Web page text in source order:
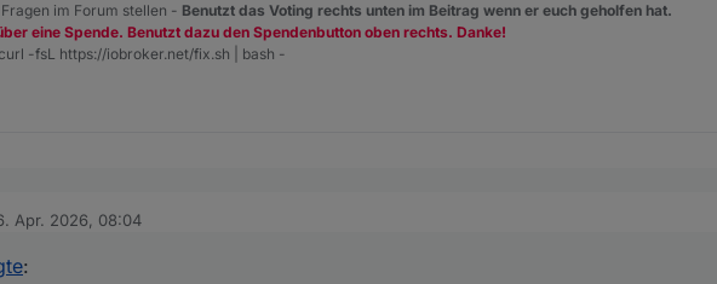
im Forum stellen - Benutzt das Voting rechts unten im Beitrag wenn er euch geholfen hat.
eine Spende. Benutzt dazu den Spendenbutton oben rechts. Danke!
-fsL https://iobroker.net/fix.sh | bash -
@Homoranfür die Generation Y
Apr. 2026, 08:04
von
: